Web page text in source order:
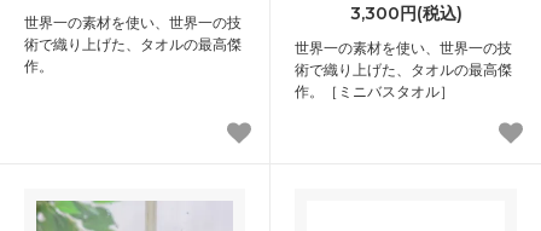
世界一の素材を使い、世界一の技
術で織り上げた、タオルの最高傑
作。
3,300円(税込)
世界一の素材を使い、世界一の技
術で織り上げた、タオルの最高傑
作。［ミニバスタオル］